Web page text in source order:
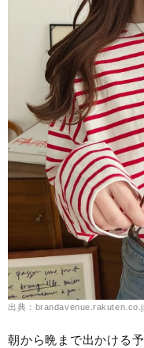
出典：
朝から晩まで出かける